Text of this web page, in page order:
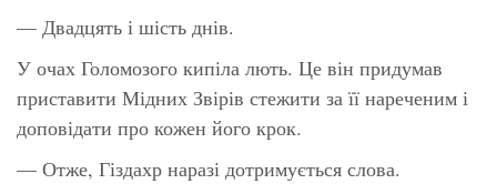
— Двадцять і шість днів.
У очах Голомозого кипіла лють. Це він придумав
приставити Мідних Звірів стежити за її нареченим і
доповідати про кожен його крок.
— Отже, Гіздахр наразі дотримується слова.